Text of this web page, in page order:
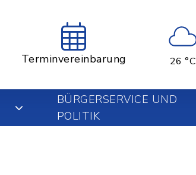
Terminvereinbarung 26 °C
BÜRGERSERVICE UND
POLITIK